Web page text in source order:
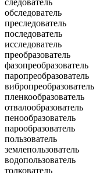
обследователь
преследователь
последователь
исследователь
преобразователь
фазопреобразователь
паропреобразователь
вибропреобразователь
пленкообразователь
отвалообразователь
пенообразователь
парообразователь
пользователь
землепользователь
водопользователь
толкователь